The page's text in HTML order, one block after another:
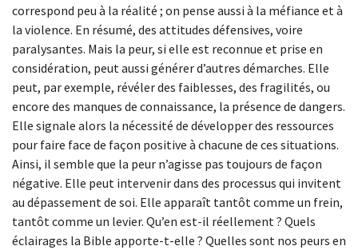
correspond peu à la réalité ; on pense aussi à la méfiance et à
la violence. En résumé, des attitudes défensives, voire
paralysantes. Mais la peur, si elle est reconnue et prise en
considération, peut aussi générer d’autres démarches. Elle
peut, par exemple, révéler des faiblesses, des fragilités, ou
encore des manques de connaissance, la présence de dangers.
Elle signale alors la nécessité de développer des ressources
pour faire face de façon positive à chacune de ces situations.
Ainsi, il semble que la peur n’agisse pas toujours de façon
négative. Elle peut intervenir dans des processus qui invitent
au dépassement de soi. Elle apparaît tantôt comme un frein,
tantôt comme un levier. Qu’en est-il réellement ? Quels
éclairages la Bible apporte-t-elle ? Quelles sont nos peurs en